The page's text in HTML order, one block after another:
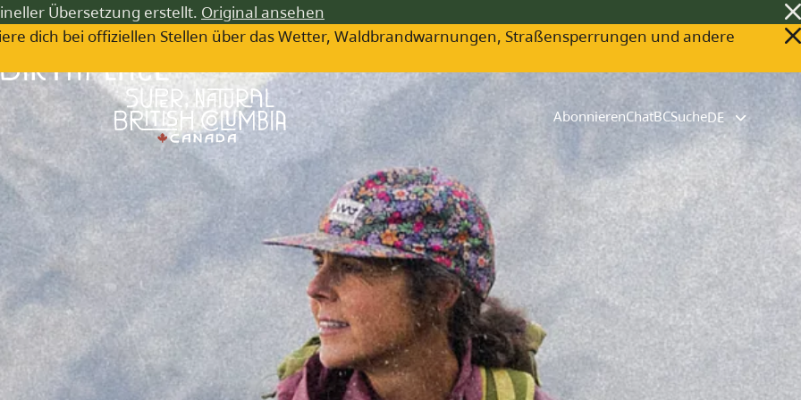
Übersetzung erstellt. Original ansehen
dich bei offiziellen Stellen über das Wetter, Waldbrandwarnungen, Straßensperrungen und andere
AbonnierenChatBCSuche